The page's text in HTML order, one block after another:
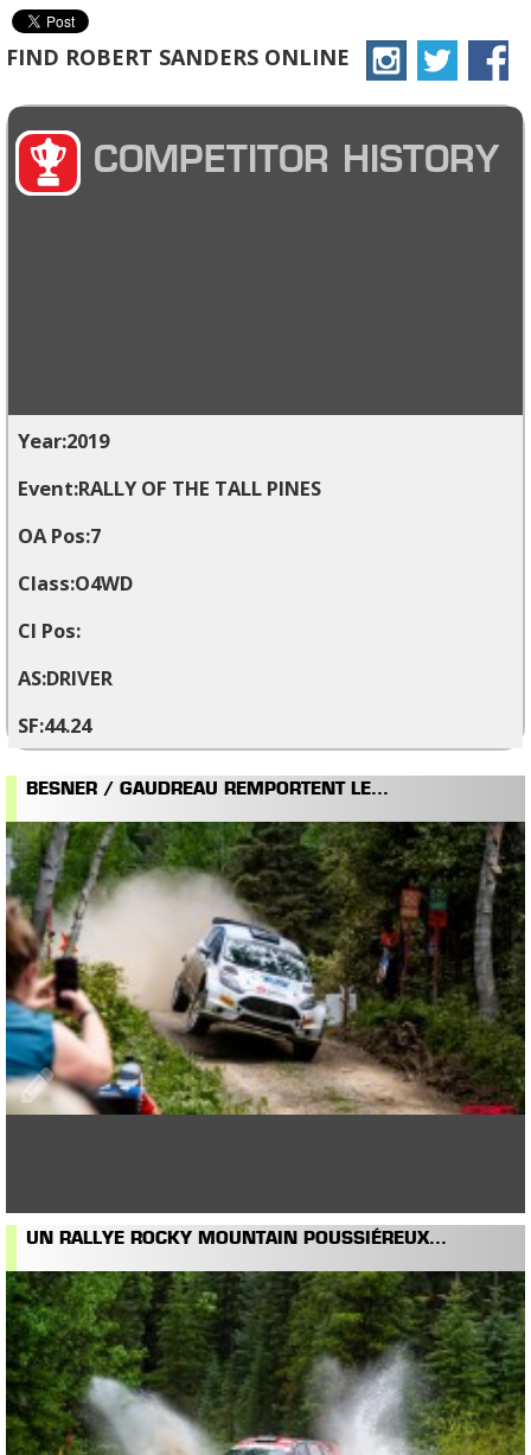
FIND ROBERT SANDERS ONLINE
COMPETITOR HISTORY
2019
RALLY OF THE TALL PINES
7
O4WD
DRIVER
44.24
BESNER / GAUDREAU REMPORTENT LE...
UN RALLYE ROCKY MOUNTAIN POUSSIÉREUX...